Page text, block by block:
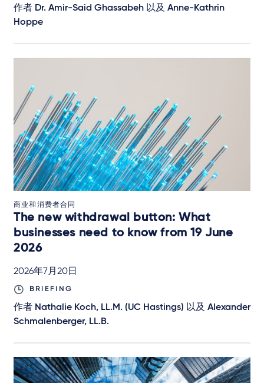
作者 Dr. Amir-Said Ghassabeh 以及 Anne-Kathrin
Hoppe
商业和消费者合同
The new withdrawal button: What
businesses need to know from 19 June
2026
2026年7月20日
BRIEFING
作者 Nathalie Koch, LL.M. (UC Hastings) 以及 Alexander
Schmalenberger, LL.B.